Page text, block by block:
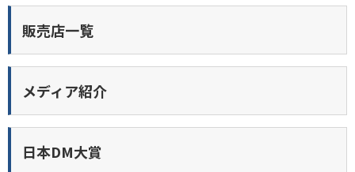
販売店一覧
メディア紹介
日本DM大賞